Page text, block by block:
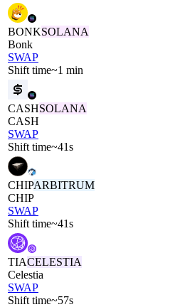
BONKSOLANA
Bonk
SWAP
Shift time~1 min
CASHSOLANA
CASH
SWAP
Shift time~41s
CHIPARBITRUM
CHIP
SWAP
Shift time~41s
TIACELESTIA
Celestia
SWAP
Shift time~57s